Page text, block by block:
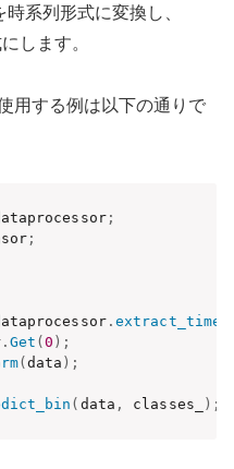
系列形式に変換し、
します。
用する例は以下の通りで
;
;
.
. Get (0 ) ;
( data ) ;
( data , classes_ ) ;